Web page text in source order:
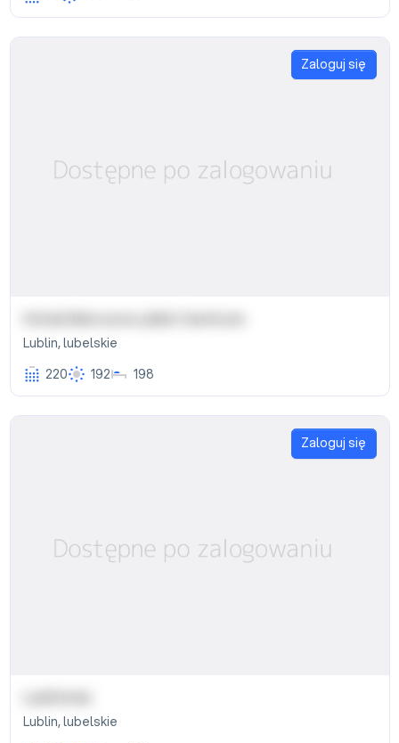
Zaloguj się
Hotel Mercure Lublin Centrum
Lublin,lubelskie
220
192 198
Zaloguj się
Lublin,lubelskie